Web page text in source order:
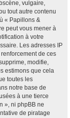
vulgaire,
tout autre contenu
« Papillons &
peut vous mener à
à votre
Les adresses IP
de ces
modifie,
estimons que cela
toutes les
notre base de
à une tierce
», ni phpBB ne
de piratage